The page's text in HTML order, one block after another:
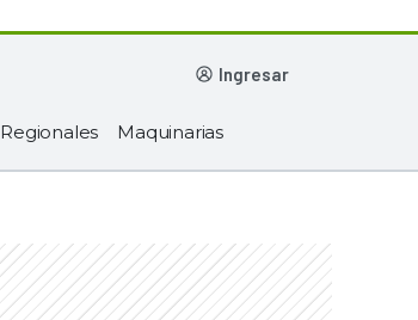
ingresar
Regionales Maquinarias